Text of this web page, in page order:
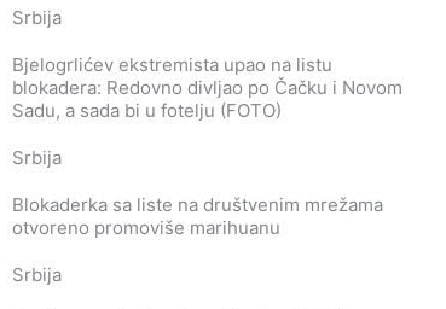
Srbija
Bjelogrlićev ekstremista upao na listu
blokadera: Redovno divljao po Čačku i Novom
Sadu, a sada bi u fotelju (FOTO)
Srbija
Blokaderka sa liste na društvenim mrežama
otvoreno promoviše marihuanu
Srbija